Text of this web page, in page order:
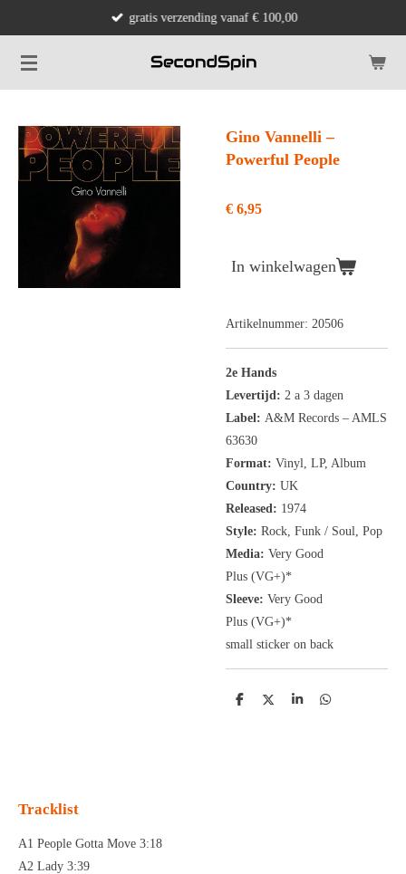
naar
de
gratis verzending vanaf € 100,00
Gino Vannelli ‎–
Powerful People
€ 6,95
In winkelwagen
Artikelnummer: 20506
2e Hands
Levertijd: 2 a 3 dagen
Label: A&M Records ‎– AMLS
63630
Format: Vinyl, LP, Album
Country: UK
Released: 1974
Style: Rock, Funk / Soul, Pop
Media: Very Good
Plus (VG+)*
Sleeve: Very Good
Plus (VG+)*
small sticker on back
D
D
S
D
Tracklist
A1 People Gotta Move 3:18
A2 Lady 3:39